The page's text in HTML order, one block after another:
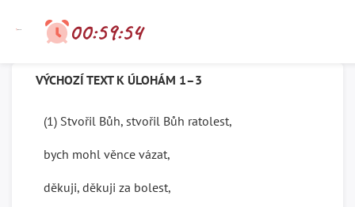
00:59:53
Minimální počet
9 10 11 12 13 14
17 18 19 20
26 27
VÝCHOZÍ TEXT K ÚLOHÁM 1–3
(1) Stvořil Bůh, stvořil Bůh ratolest,
bych mohl věnce vázat,
děkuji, děkuji za bolest,